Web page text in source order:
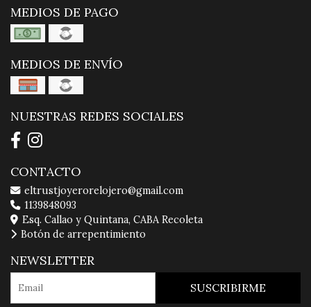
MEDIOS DE PAGO
MEDIOS DE ENVÍO
NUESTRAS REDES SOCIALES
CONTACTO
eltrustjoyerorelojero@gmail.com
1139848093
Esq. Callao y Quintana, CABA Recoleta
Botón de arrepentimiento
NEWSLETTER
SUSCRIBIRME